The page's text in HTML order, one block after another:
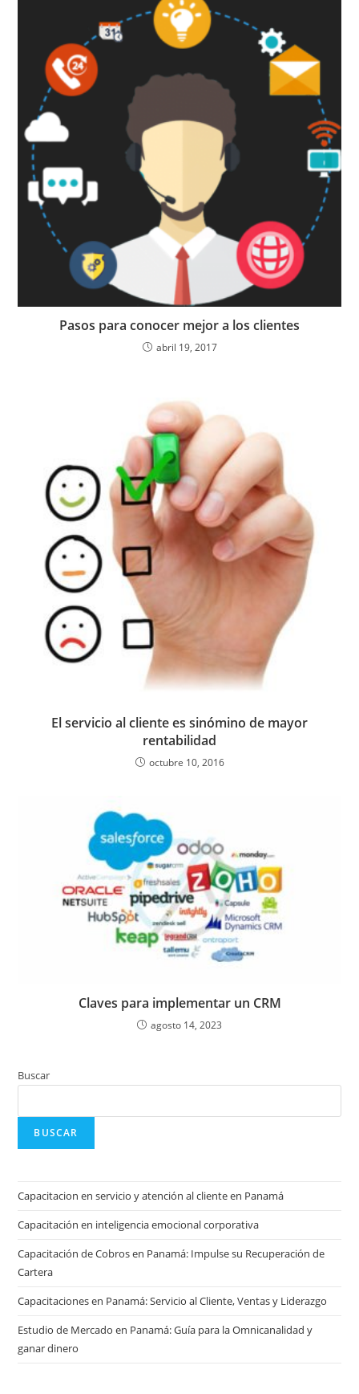
Pasos para conocer mejor a los clientes
abril 19, 2017
El servicio al cliente es sinómino de mayor
rentabilidad
octubre 10, 2016
Claves para implementar un CRM
agosto 14, 2023
Buscar
BUSCAR
Capacitacion en servicio y atención al cliente en Panamá
Capacitación en inteligencia emocional corporativa
Capacitación de Cobros en Panamá: Impulse su Recuperación de
Cartera
Capacitaciones en Panamá: Servicio al Cliente, Ventas y Liderazgo
Estudio de Mercado en Panamá: Guía para la Omnicanalidad y
ganar dinero